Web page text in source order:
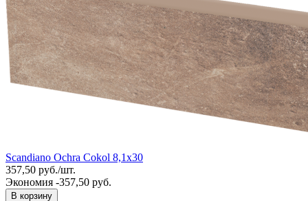
Scandiano Ochra Cokol 8,1x30
357,50 руб./шт.
Экономия -357,50 руб.
В корзину